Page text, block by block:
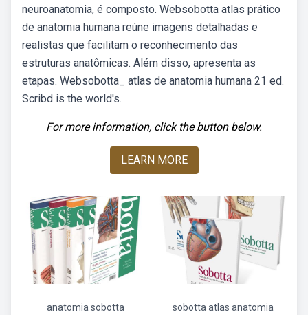
neuroanatomia, é composto. Websobotta atlas prático
de anatomia humana reúne imagens detalhadas e
realistas que facilitam o reconhecimento das
estruturas anatômicas. Além disso, apresenta as
etapas. Websobotta_ atlas de anatomia humana 21 ed.
Scribd is the world's.
For more information, click the button below.
LEARN MORE
anatomia sobotta
sobotta atlas anatomia